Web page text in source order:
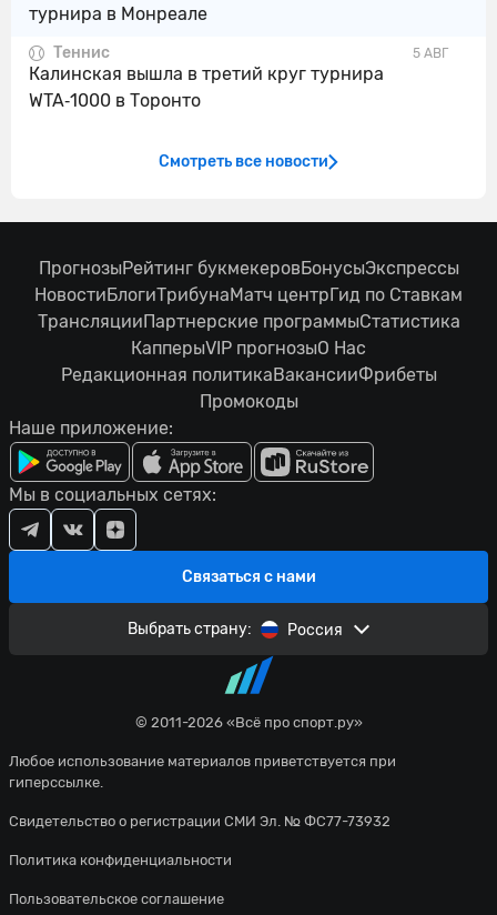
турнира в Монреале
5 АВГ
Теннис
Калинская вышла в третий круг турнира
WTA‑1000 в Торонто
Смотреть все новости
© 2011-2026 «Всё про спорт.ру»
Любое использование материалов приветствуется при
гиперссылке.
Свидетельство о регистрации СМИ Эл. № ФС77-73932
Политика конфиденциальности
Пользовательское соглашение
ПрогнозыРейтинг букмекеровБонусыЭкспрессы
НовостиБлогиТрибунаМатч центрГид по Ставкам
ТрансляцииПартнерские программыСтатистика
КапперыVIP прогнозыО Нас
Редакционная политикаВакансииФрибеты
Промокоды
Наше приложение:
Связаться с нами
Мы в социальных сетях:
Выбрать страну: Россия